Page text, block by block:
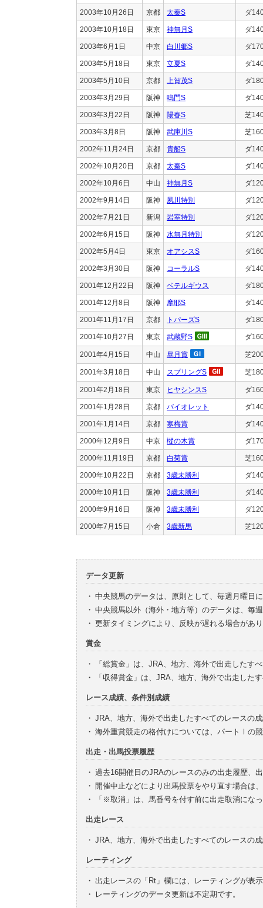
2003年10月26日 京都 太秦S ダ
2003年10月18日 東京 神無月S ダ
2003年6月1日 中京 白川郷S ダ
2003年5月18日 東京 立夏S ダ
2003年5月10日 京都 上賀茂S ダ
2003年3月29日 阪神 鳴門S ダ
2003年3月22日 阪神 陽春S 芝
2003年3月8日 阪神 武庫川S 芝
2002年11月24日 京都 貴船S ダ
2002年10月20日 京都 太秦S ダ
2002年10月6日 中山 神無月S ダ
2002年9月14日 阪神 夙川特別 ダ
2002年7月21日 新潟 岩室特別 ダ
2002年6月15日 阪神 水無月特別 ダ
2002年5月4日 東京 オアシスS ダ
2002年3月30日 阪神 コーラルS ダ
2001年12月22日 阪神 ベテルギウス ダ
2001年12月8日 阪神 摩耶S ダ
2001年11月17日 京都 トパーズS ダ
2001年10月27日 東京 武蔵野S ダ
2001年4月15日 中山 皐月賞 芝
2001年3月18日 中山 スプリングS 芝
2001年2月18日 東京 ヒヤシンスS ダ
2001年1月28日 京都 バイオレット ダ
2001年1月14日 京都 寒梅賞 ダ
2000年12月9日 中京 樅の木賞 ダ
2000年11月19日 京都 白菊賞 芝
2000年10月22日 京都 3歳未勝利 ダ
2000年10月1日 阪神 3歳未勝利 ダ
2000年9月16日 阪神 3歳未勝利 ダ
2000年7月15日 小倉 3歳新馬 芝
データ更新
・ 中央競馬のデータは、原則として、毎週月曜日
・ 中央競馬以外（海外・地方等）のデータは、毎
・ 更新タイミングにより、反映が遅れる場合があ
賞金
・
「総賞金」は、JRA、地方、海外で出走したす
・
「収得賞金」は、JRA、地方、海外で出走した
レース成績、条件別成績
・ JRA、地方、海外で出走したすべてのレースの
・ 海外重賞競走の格付けについては、パートⅠの
出走・出馬投票履歴
・ 過去16開催日のJRAのレースのみの出走履歴、
・ 開催中止などにより出馬投票をやり直す場合は
・
「※取消」は、馬番号を付す前に出走取消にな
出走レース
・ JRA、地方、海外で出走したすべてのレースの
レーティング
・ 出走レースの「Rt」欄には、レーティングが表
・
レーティングのデータ更新は不定期です。